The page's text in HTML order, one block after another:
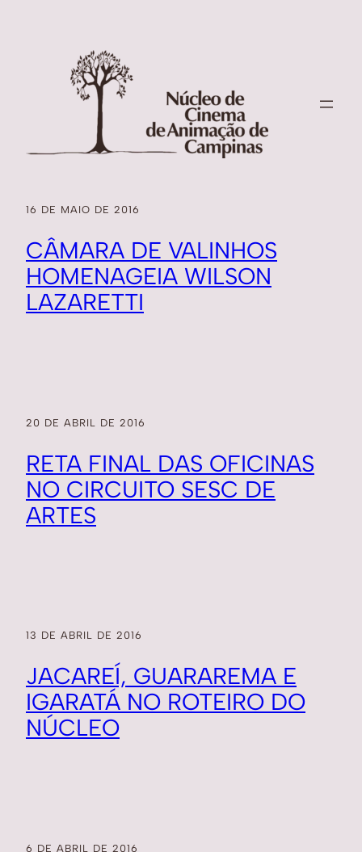
16 DE MAIO DE 2016
CÂMARA DE VALINHOS
HOMENAGEIA WILSON
LAZARETTI
20 DE ABRIL DE 2016
RETA FINAL DAS OFICINAS
NO CIRCUITO SESC DE
ARTES
13 DE ABRIL DE 2016
JACAREÍ, GUARAREMA E
IGARATÁ NO ROTEIRO DO
NÚCLEO
6 DE ABRIL DE 2016